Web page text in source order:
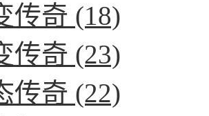
传奇 (18)
传奇 (23)
传奇 (22)